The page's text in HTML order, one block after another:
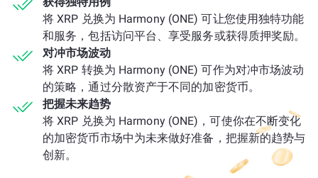
将 XRP 兑换为 Harmony (ONE) 可让您使用独特功能
和服务，包括访问平台、享受服务或获得质押奖励。
对冲市场波动
将 XRP 转换为 Harmony (ONE) 可作为对冲市场波动
的策略，通过分散资产于不同的加密货币。
把握未来趋势
将 XRP 兑换为 Harmony (ONE)，可使你在不断变化
的加密货币市场中为未来做好准备，把握新的趋势与
创新。